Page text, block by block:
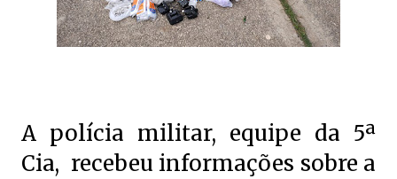
A polícia militar, equipe da 5ª
Cia, recebeu informações sobre a